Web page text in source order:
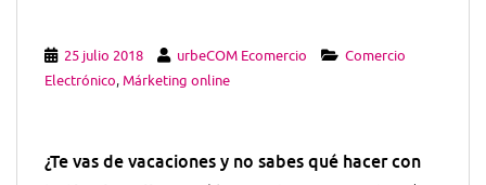
25 julio 2018 urbeCOM Ecomercio
Comercio
Electrónico,Márketing online
¿Te vas de vacaciones y no sabes qué hacer con